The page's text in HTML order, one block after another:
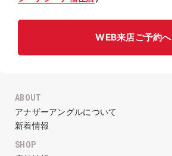
WEB来店ご予約へ
ABOUT
アナザーアングルについて
新着情報
SHOP